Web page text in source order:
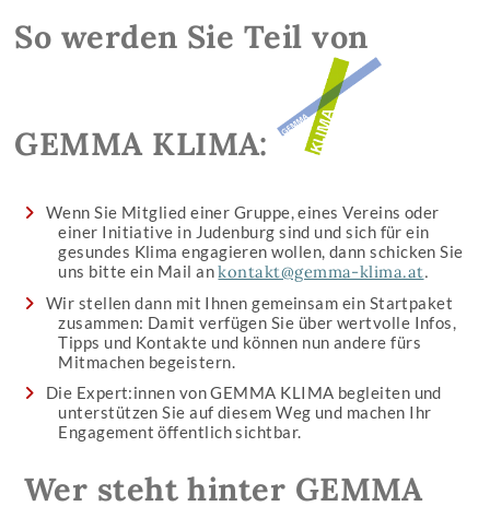
So werden Sie Teil von
GEMMA KLIMA:
Wenn Sie Mitglied einer Gruppe, eines Vereins oder
einer Initiative in Judenburg sind und sich für ein
gesundes Klima engagieren wollen, dann schicken Sie
uns bitte ein Mail ankontakt@gemma-klima.at.
Wir stellen dann mit Ihnen gemeinsam ein Startpaket
zusammen: Damit verfügen Sie über wertvolle Infos,
Tipps und Kontakte und können nun andere fürs
Mitmachen begeistern.
Die Expert:innen von GEMMA KLIMA begleiten und
unterstützen Sie auf diesem Weg und machen Ihr
Engagement öffentlich sichtbar.
Wer steht hinter GEMMA